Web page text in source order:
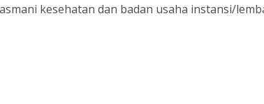
kesehatan dan badan usaha instansi/